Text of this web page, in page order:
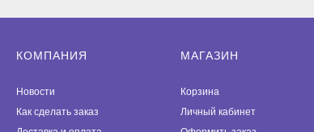
КОМПАНИЯ
Новости
Как сделать заказ
МАГАЗИН
Корзина
Личный кабинет